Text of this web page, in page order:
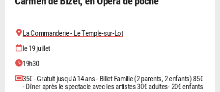
La Commanderie - Le Temple-sur-Lot
le 19 juillet
19h30
35€ - Gratuit jusqu'à 14 ans - Billet Famille (2 parents, 2 enfants) 85€
- Dîner après le spectacle avec les artistes 30€ adultes- 20€ enfants